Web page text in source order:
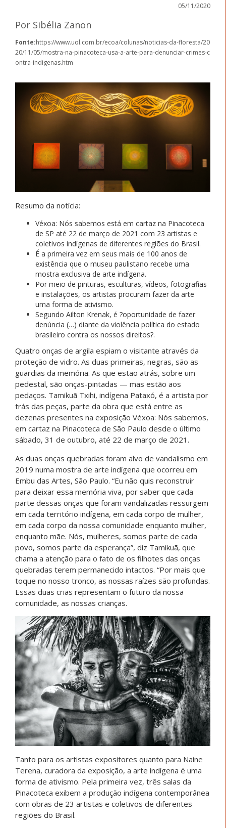
05/11/2020
Por Sibélia Zanon
Fonte:https://www.uol.com.br/ecoa/colunas/noticias-da-floresta/20
20/11/05/mostra-na-pinacoteca-usa-a-arte-para-denunciar-crimes-c
ontra-indigenas.htm
Resumo da notícia:
Véxoa: Nós sabemos está em cartaz na Pinacoteca
de SP até 22 de março de 2021 com 23 artistas e
coletivos indígenas de diferentes regiões do Brasil.
É a primeira vez em seus mais de 100 anos de
existência que o museu paulistano recebe uma
mostra exclusiva de arte indígena.
Por meio de pinturas, esculturas, vídeos, fotografias
e instalações, os artistas procuram fazer da arte
uma forma de ativismo.
Segundo Ailton Krenak, é ?oportunidade de fazer
denúncia (…) diante da violência política do estado
brasileiro contra os nossos direitos?.
Quatro onças de argila espiam o visitante através da
proteção de vidro. As duas primeiras, negras, são as
guardiãs da memória. As que estão atrás, sobre um
pedestal, são onças-pintadas — mas estão aos
pedaços. Tamikuã Txihi, indígena Pataxó, é a artista por
trás das peças, parte da obra que está entre as
dezenas presentes na exposição Véxoa: Nós sabemos,
em cartaz na Pinacoteca de São Paulo desde o último
sábado, 31 de outubro, até 22 de março de 2021.
As duas onças quebradas foram alvo de vandalismo em
2019 numa mostra de arte indígena que ocorreu em
Embu das Artes, São Paulo. “Eu não quis reconstruir
para deixar essa memória viva, por saber que cada
parte dessas onças que foram vandalizadas ressurgem
em cada território indígena, em cada corpo de mulher,
em cada corpo da nossa comunidade enquanto mulher,
enquanto mãe. Nós, mulheres, somos parte de cada
povo, somos parte da esperança”, diz Tamikuã, que
chama a atenção para o fato de os filhotes das onças
quebradas terem permanecido intactos. “Por mais que
toque no nosso tronco, as nossas raízes são profundas.
Essas duas crias representam o futuro da nossa
comunidade, as nossas crianças.
Tanto para os artistas expositores quanto para Naine
Terena, curadora da exposição, a arte indígena é uma
forma de ativismo. Pela primeira vez, três salas da
Pinacoteca exibem a produção indígena contemporânea
com obras de 23 artistas e coletivos de diferentes
regiões do Brasil.